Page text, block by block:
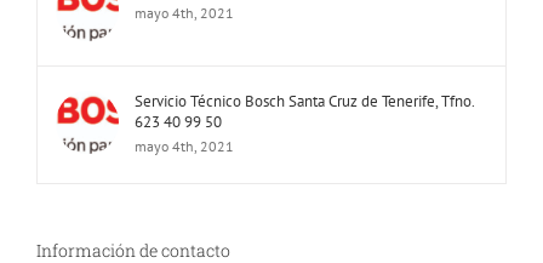
mayo 4th, 2021
Servicio Técnico Bosch Santa Cruz de Tenerife, Tfno.
623 40 99 50
mayo 4th, 2021
Información de contacto